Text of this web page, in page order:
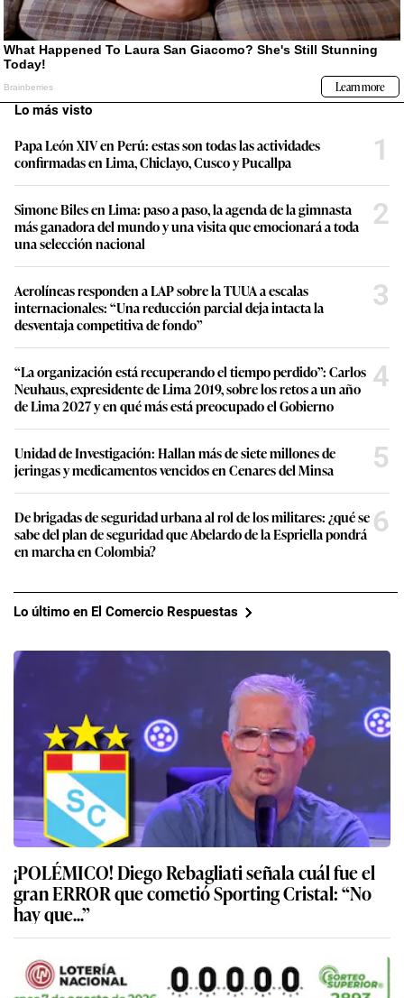
Lo más visto
Papa León XIV en Perú: estas son todas las actividades
confirmadas en Lima, Chiclayo, Cusco y Pucallpa
1
Simone Biles en Lima: paso a paso, la agenda de la gimnasta
más ganadora del mundo y una visita que emocionará a toda
una selección nacional
2
Aerolíneas responden a LAP sobre la TUUA a escalas
internacionales: “Una reducción parcial deja intacta la
desventaja competitiva de fondo”
3
“La organización está recuperando el tiempo perdido”: Carlos
Neuhaus, expresidente de Lima 2019, sobre los retos a un año
de Lima 2027 y en qué más está preocupado el Gobierno
4
Unidad de Investigación: Hallan más de siete millones de
jeringas y medicamentos vencidos en Cenares del Minsa
5
De brigadas de seguridad urbana al rol de los militares: ¿qué se
sabe del plan de seguridad que Abelardo de la Espriella pondrá
en marcha en Colombia?
6
Lo último en El Comercio Respuestas
¡POLÉMICO! Diego Rebagliati señala cuál fue el
gran ERROR que cometió Sporting Cristal: “No
hay que...”